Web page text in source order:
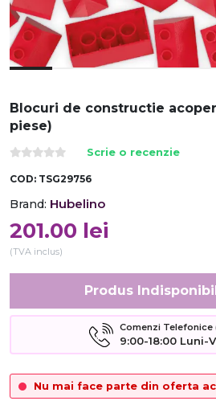
Blocuri de constructie
piese)
Scrie o recenzie
COD: TSG29756
Brand: Hubelino
201.00 lei
(TVA inclus)
Produs
Comenzi Telefonice
9:00-18:00 Luni-
Nu mai face parte din oferta